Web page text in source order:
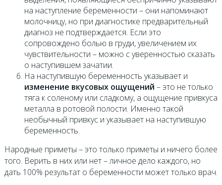
на наступление беременности – они напоминают
молочницу, но при диагностике предварительный
диагноз не подтверждается. Если это
сопровождено болью в груди, увеличением их
чувствительности – можно с уверенностью сказать
о наступившем зачатии.
На наступившую беременность указывает и
изменение вкусовых ощущений – это не только
тяга к соленому или сладкому, а ощущение привкуса
металла в ротовой полости. Именно такой
необычный привкус и указывает на наступившую
беременность.
Народные приметы – это только приметы и ничего более
того. Верить в них или нет – личное дело каждого, но
дать 100% результат о беременности может только врач.